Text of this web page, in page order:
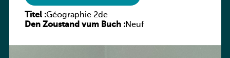
Titel :Géographie 2de
Den Zoustand vum Buch :Neuf